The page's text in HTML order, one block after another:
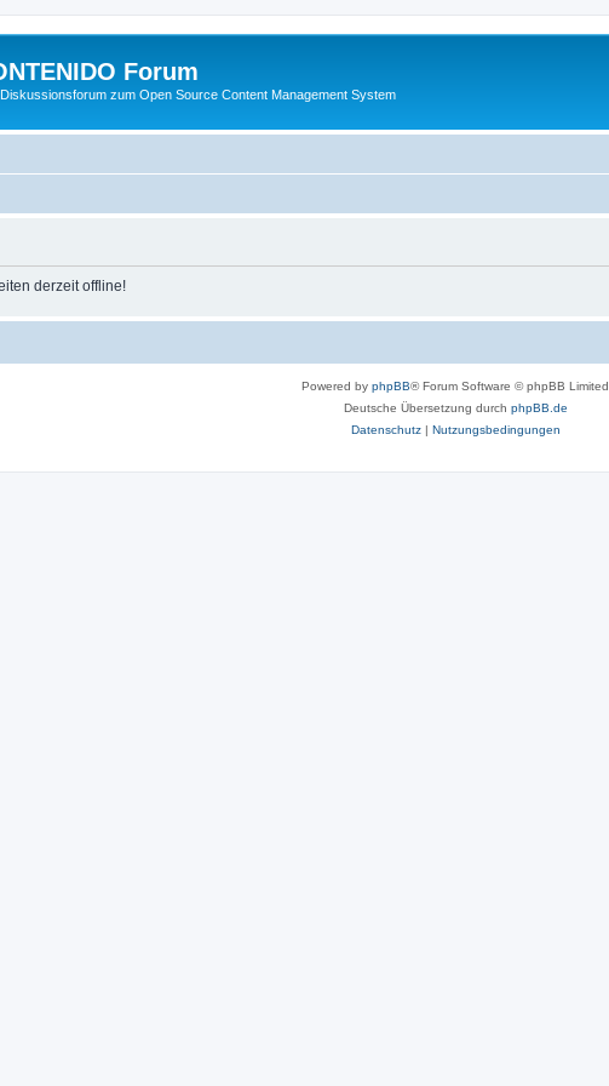
Forum
zum Open Source Content Management System
derzeit offline!
Powered by phpBB® Forum Software © phpBB Limited
Deutsche Übersetzung durch phpBB.de
Datenschutz| Nutzungsbedingungen